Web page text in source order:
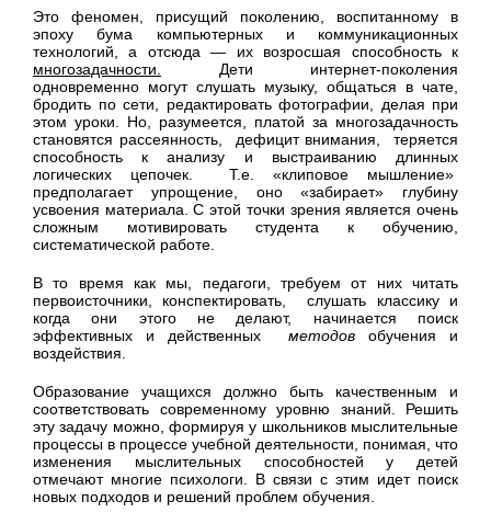
Это феномен, присущий поколению, воспитанному в
эпоху бума компьютерных и коммуникационных
технологий, а отсюда — их возросшая способность к
многозадачности. Дети интернет-поколения
одновременно могут слушать музыку, общаться в чате,
бродить по сети, редактировать фотографии, делая при
этом уроки. Но, разумеется, платой за многозадачность
становятся рассеянность, дефицит внимания, теряется
способность к анализу и выстраиванию длинных
логических цепочек. Т.е. «клиповое мышление»
предполагает упрощение, оно «забирает» глубину
усвоения материала. С этой точки зрения является очень
сложным мотивировать студента к обучению,
систематической работе.
В то время как мы, педагоги, требуем от них читать
первоисточники, конспектировать, слушать классику и
когда они этого не делают, начинается поиск
эффективных и действенных методовобучения и
воздействия.
Образование учащихся должно быть качественным и
соответствовать современному уровню знаний. Решить
эту задачу можно, формируя у школьников мыслительные
процессы в процессе учебной деятельности, понимая, что
изменения мыслительных способностей у детей
отмечают многие психологи. В связи с этим идет поиск
новых подходов и решений проблем обучения.